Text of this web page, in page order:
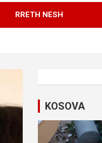
RRETH NESH
KOSOVA